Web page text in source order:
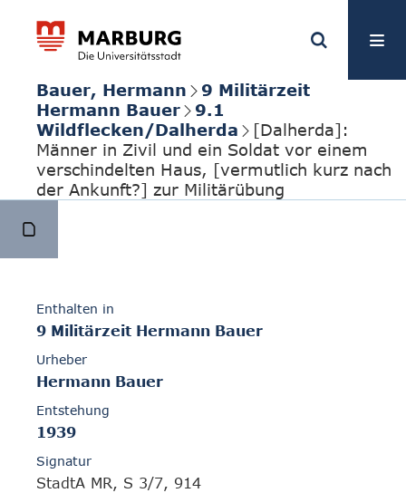
Bauer, Hermann
9 Militärzeit
Hermann Bauer
9.1
Wildflecken/Dalherda
[Dalherda]:
Männer in Zivil und ein Soldat vor einem
verschindelten Haus, [vermutlich kurz nach
der Ankunft?] zur Militärübung
Enthalten in
9 Militärzeit Hermann Bauer
Urheber
Hermann Bauer
Entstehung
1939
Signatur
StadtA MR, S 3/7, 914